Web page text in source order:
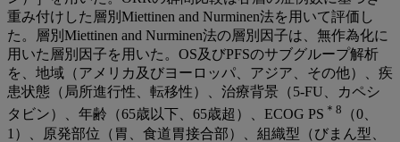
重み付けした層別Miettinen and Nurminen法を用いて評価し
た。層別Miettinen and Nurminen法の層別因子は、無作為化に
用いた層別因子を用いた。OS及びPFSのサブグループ解析
を、地域（アメリカ及びヨーロッパ、アジア、その他）、疾
患状態（局所進行性、転移性）、治療背景（5-FU、カペシ
タビン）、年齢（65歳以下、65歳超）、ECOG PS ＊8
（0、
1）、原発部位（胃、食道胃接合部）、組織型（びまん型、